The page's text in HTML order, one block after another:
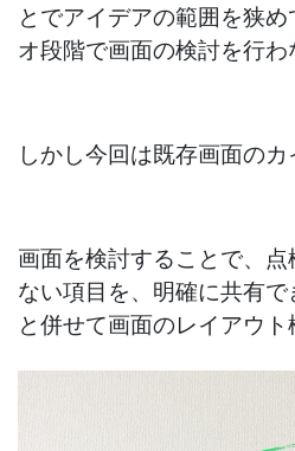
とでアイデアの範囲を狭
オ段階で画面の検討を行わ
しかし今回は既存画面のカ
画面を検討することで、
ない項目を、明確に共有
と併せて画面のレイアウト